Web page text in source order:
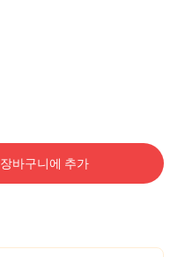
장바구니에 추가